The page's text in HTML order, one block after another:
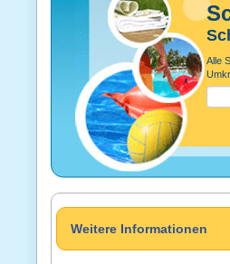
Alle
Weitere Informationen